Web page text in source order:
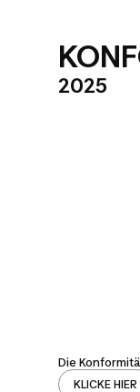
2025
Die
KLICKE HIER